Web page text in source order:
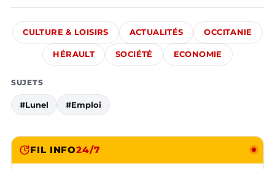
CULTURE & LOISIRS ACTUALITÉS OCCITANIE
HÉRAULT SOCIÉTÉ ECONOMIE
SUJETS
#Lunel #Emploi
FIL INFO24/7